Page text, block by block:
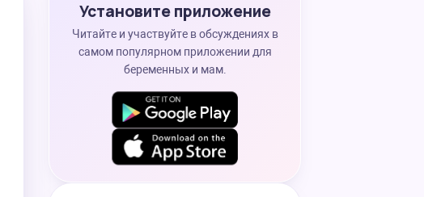
Установите приложение
Читайте и участвуйте в обсуждениях в
самом популярном приложении для
беременных и мам.